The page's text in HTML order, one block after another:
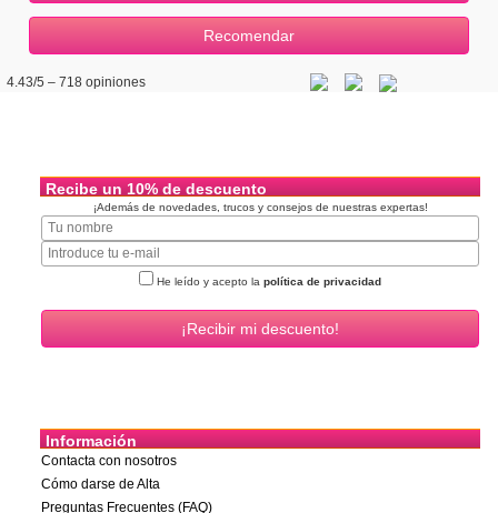
4.43/5 – 718 opiniones
Recibe un 10% de descuento
¡Además de novedades, trucos y consejos de nuestras expertas!
He leído y acepto la política de privacidad
Información
Contacta con nosotros
Cómo darse de Alta
Preguntas Frecuentes (FAQ)